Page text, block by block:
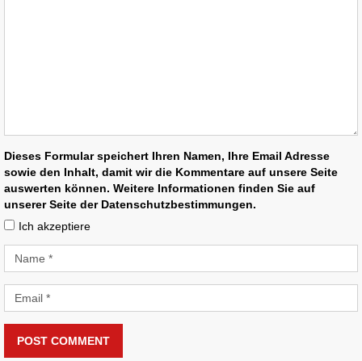
Dieses Formular speichert Ihren Namen, Ihre Email Adresse
sowie den Inhalt, damit wir die Kommentare auf unsere Seite
auswerten können. Weitere Informationen finden Sie auf
unserer Seite der Datenschutzbestimmungen.
Ich akzeptiere
POST COMMENT